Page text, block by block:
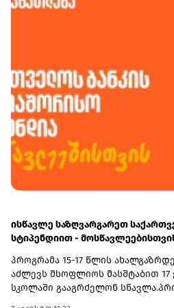
და სხვა საჭირო ინფორმაციას
სამსახურს გადაეგზავნა, ხოლო
168-ე მუხლის პირველი ნაწილის
სახით ჯამში - 36 205 ლარით
ისწავლე საზღვარგარეთ
სტიპენდიით -
პროგრამა 15-17 წლის
აძლევს მსოფლიოს მასშტაბით 17
სკოლაში გააგრძელონ